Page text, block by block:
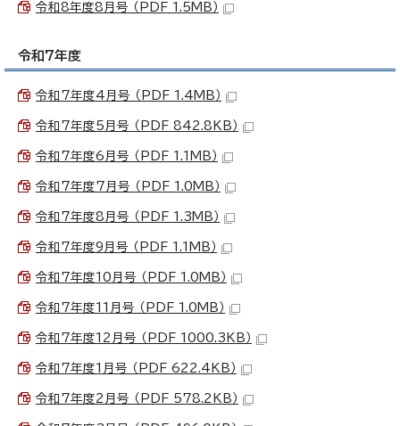
令和8年度8月号 （PDF 1.5MB）
令和7年度
令和7年度4月号 （PDF 1.4MB）
令和7年度5月号 （PDF 842.8KB）
令和7年度6月号 （PDF 1.1MB）
令和7年度7月号 （PDF 1.0MB）
令和7年度8月号 （PDF 1.3MB）
令和7年度9月号 （PDF 1.1MB）
令和7年度10月号 （PDF 1.0MB）
令和7年度11月号 （PDF 1.0MB）
令和7年度12月号 （PDF 1000.3KB）
令和7年度1月号 （PDF 622.4KB）
令和7年度2月号 （PDF 578.2KB）